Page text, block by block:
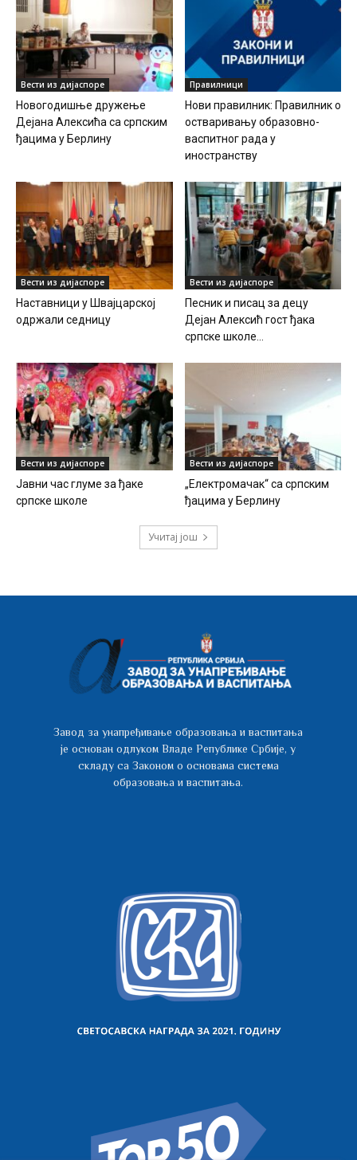
Вести из дијаспоре
Новогодишње дружење
Дејана Алексића са српским
ђацима у Берлину
Правилници
Нови правилник: Правилник о
остваривању образовно-
васпитног рада у
иностранству
Вести из дијаспоре
Наставници у Швајцарској
одржали седницу
Вести из дијаспоре
Песник и писац за децу
Дејан Алексић гост ђака
српске школе...
Вести из дијаспоре
Јавни час глуме за ђаке
српске школе
Вести из дијаспоре
„Електромачак“ са српским
ђацима у Берлину
Учитај још
Завод за унапређивање образовања и васпитања
је основан одлуком Владе Републике Србије, у
складу са Законом о основама система
образовања и васпитања.